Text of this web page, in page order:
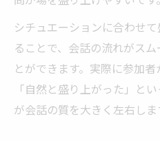
シチュエーションに合わせ
ることで、会話の流れがス
とができます。実際に参加者
「自然と盛り上がった」と
が会話の質を大きく左右しま